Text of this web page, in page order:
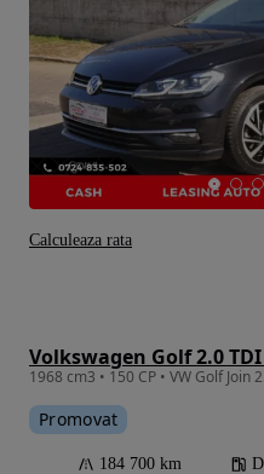
Volkswagen Golf 2.0 TDI
Promovat
184 700 km
Calculeaza rata